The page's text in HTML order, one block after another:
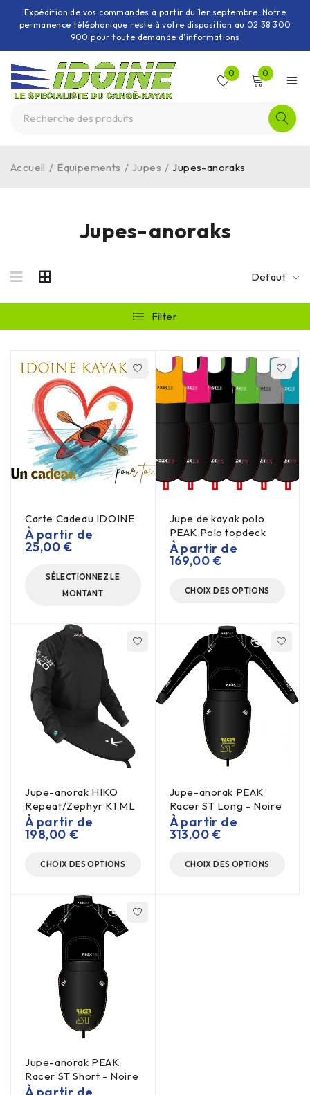
Expédition de vos commandes à partir du 1er septembre. Notre
permanence téléphonique reste à votre disposition au 02 38 300
900 pour toute demande d'informations
0 0
Jupes-anoraks
Accueil / Equipements / Jupes / Jupes-anoraks
Defaut
Filter
Carte Cadeau IDOINE
À partir de
25,00€
SÉLECTIONNEZ LE
MONTANT
Jupe de kayak polo
PEAK Polo topdeck
À partir de
169,00€
CHOIX DES OPTIONS
Jupe-anorak HIKO
Repeat/Zephyr K1 ML
À partir de
198,00 €
CHOIX DES OPTIONS
Jupe-anorak PEAK
Racer ST Long - Noire
À partir de
313,00€
CHOIX DES OPTIONS
Jupe-anorak PEAK
Racer ST Short - Noire